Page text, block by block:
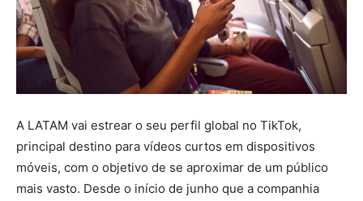
A LATAM vai estrear o seu perfil global no TikTok,
principal destino para vídeos curtos em dispositivos
móveis, com o objetivo de se aproximar de um público
mais vasto. Desde o início de junho que a companhia